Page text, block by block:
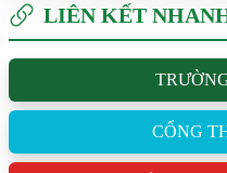
LIÊN KẾT
CỔNG